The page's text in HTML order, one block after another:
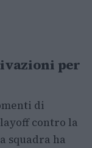
per
di
contro la
squadra ha